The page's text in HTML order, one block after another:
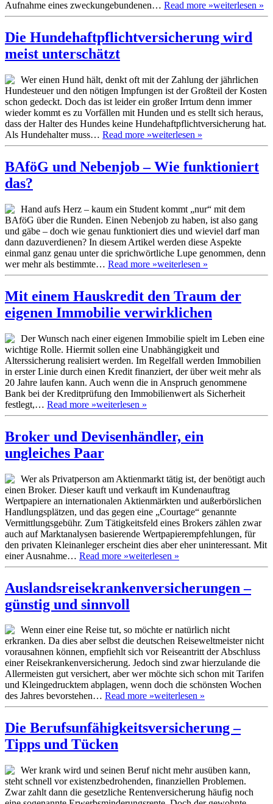
Aufnahme eines zweckungebundenen… Read more »weiterlesen »
Die Hundehaftpflichtversicherung wird
meist unterschätzt
Wer einen Hund hält, denkt oft mit der Zahlung der jährlichen
Hundesteuer und den nötigen Impfungen ist der Großteil der Kosten
schon gedeckt. Doch das ist leider ein großer Irrtum denn immer
wieder kommt es zu Vorfällen mit Hunden und es stellt sich heraus,
dass der Halter des Hundes keine Hundehaftpflichtversicherung hat.
Als Hundehalter muss… Read more »weiterlesen »
BAföG und Nebenjob – Wie funktioniert
das?
Hand aufs Herz – kaum ein Student kommt „nur“ mit dem
BAföG über die Runden. Einen Nebenjob zu haben, ist also gang
und gäbe – doch wie genau funktioniert dies und wieviel darf man
dann dazuverdienen? In diesem Artikel werden diese Aspekte
einmal ganz genau unter die sprichwörtliche Lupe genommen, denn
wer mehr als bestimmte… Read more »weiterlesen »
Mit einem Hauskredit den Traum der
eigenen Immobilie verwirklichen
Der Wunsch nach einer eigenen Immobilie spielt im Leben eine
wichtige Rolle. Hiermit sollen eine Unabhängigkeit und
Alterssicherung realisiert werden. Im Regelfall werden Immobilien
in erster Linie durch einen Kredit finanziert, der über weit mehr als
20 Jahre laufen kann. Auch wenn die in Anspruch genommene
Bank bei der Kreditprüfung den Immobilienwert als Sicherheit
festlegt,… Read more »weiterlesen »
Broker und Devisenhändler, ein
ungleiches Paar
Wer als Privatperson am Aktienmarkt tätig ist, der benötigt auch
einen Broker. Dieser kauft und verkauft im Kundenauftrag
Wertpapiere an internationalen Aktienmärkten und außerbörslichen
Handlungsplätzen, und das gegen eine „Courtage“ genannte
Vermittlungsgebühr. Zum Tätigkeitsfeld eines Brokers zählen zwar
auch auf Marktanalysen basierende Wertpapierempfehlungen, für
den privaten Kleinanleger erscheint dies aber eher uninteressant. Mit
einer Ausnahme… Read more »weiterlesen »
Auslandsreisekrankenversicherungen –
günstig und sinnvoll
Wenn einer eine Reise tut, so möchte er natürlich nicht
erkranken. Da dies aber selbst die deutschen Reiseweltmeister nicht
vorausahnen können, empfiehlt sich vor Reiseantritt der Abschluss
einer Reisekrankenversicherung. Jedoch sind zwar hierzulande die
Allermeisten gut versichert, aber wer möchte sich schon mit Tarifen
und Kleingedrucktem abplagen, wenn doch die schönsten Wochen
des Jahres bevorstehen… Read more »weiterlesen »
Die Berufsunfähigkeitsversicherung –
Tipps und Tücken
Wer krank wird und seinen Beruf nicht mehr ausüben kann,
steht schnell vor existenzbedrohenden, finanziellen Problemen.
Zwar zahlt dann die gesetzliche Rentenversicherung häufig noch